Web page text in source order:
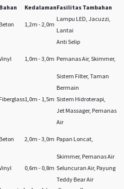
Bahan KedalamanFasilitas Tambahan
Beton 1,2m - 2,0m
Lampu LED, Jacuzzi,
Lantai
Anti Selip
1,0m - 3,0m Pemanas Air, Skimmer,
Sistem Filter, Taman
Bermain
Fiberglass1,0m - 1,5m Sistem Hidroterapi,
Jet Massager, Pemanas
Air
Beton 2,0m - 3,0m Papan Loncat,
Skimmer, Pemanas Air
0,6m - 0,8m Seluncuran Air, Payung
Teddy Bear Air